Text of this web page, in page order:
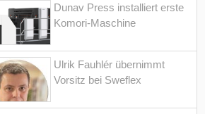
Dunav Press installiert erste
Komori-Maschine
Ulrik Fauhlér übernimmt
Vorsitz bei Sweflex